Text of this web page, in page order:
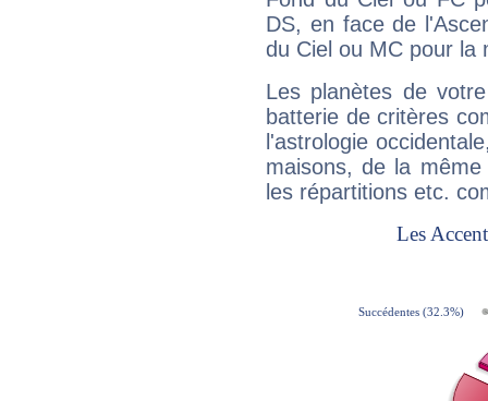
DS, en face de
du Ciel ou MC pour la
Les planètes de
batterie de critères
l'astrologie
maisons, de la
les répartitions etc.